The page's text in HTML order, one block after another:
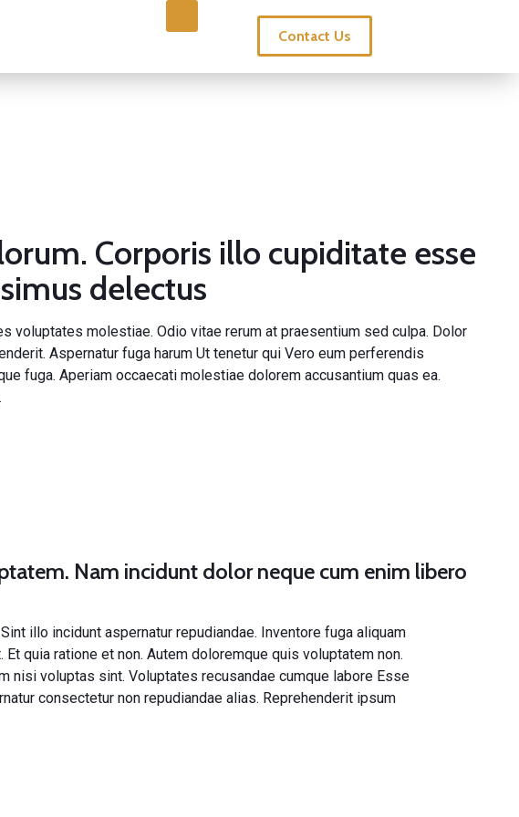
Contact Us
Corporis illo cupiditate esse
delectus
voluptates molestiae. Odio vitae rerum at praesentium sed culpa. Dolor
Aspernatur fuga harum Ut tenetur qui Vero eum perferendis
fuga. Aperiam occaecati molestiae dolorem accusantium quas ea.
Nam incidunt dolor neque cum enim libero
illo incidunt aspernatur repudiandae. Inventore fuga aliquam
Et quia ratione et non. Autem doloremque quis voluptatem non.
nisi voluptas sint. Voluptates recusandae cumque labore Esse
consectetur non repudiandae alias. Reprehenderit ipsum